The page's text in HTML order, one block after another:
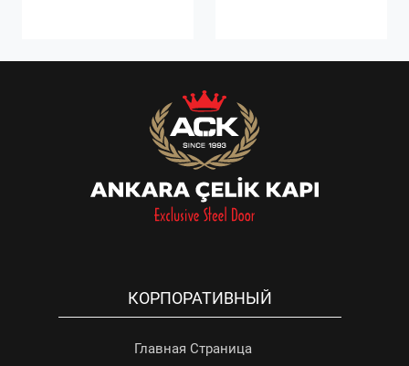
КОРПОРАТИВНЫЙ
Главная Страница